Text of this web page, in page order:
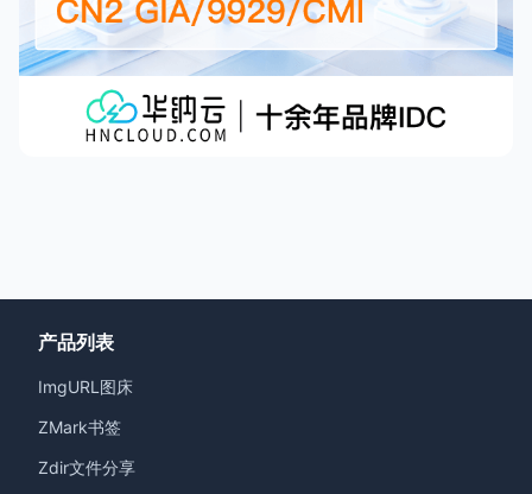
产品列表
ImgURL图床
ZMark书签
Zdir文件分享